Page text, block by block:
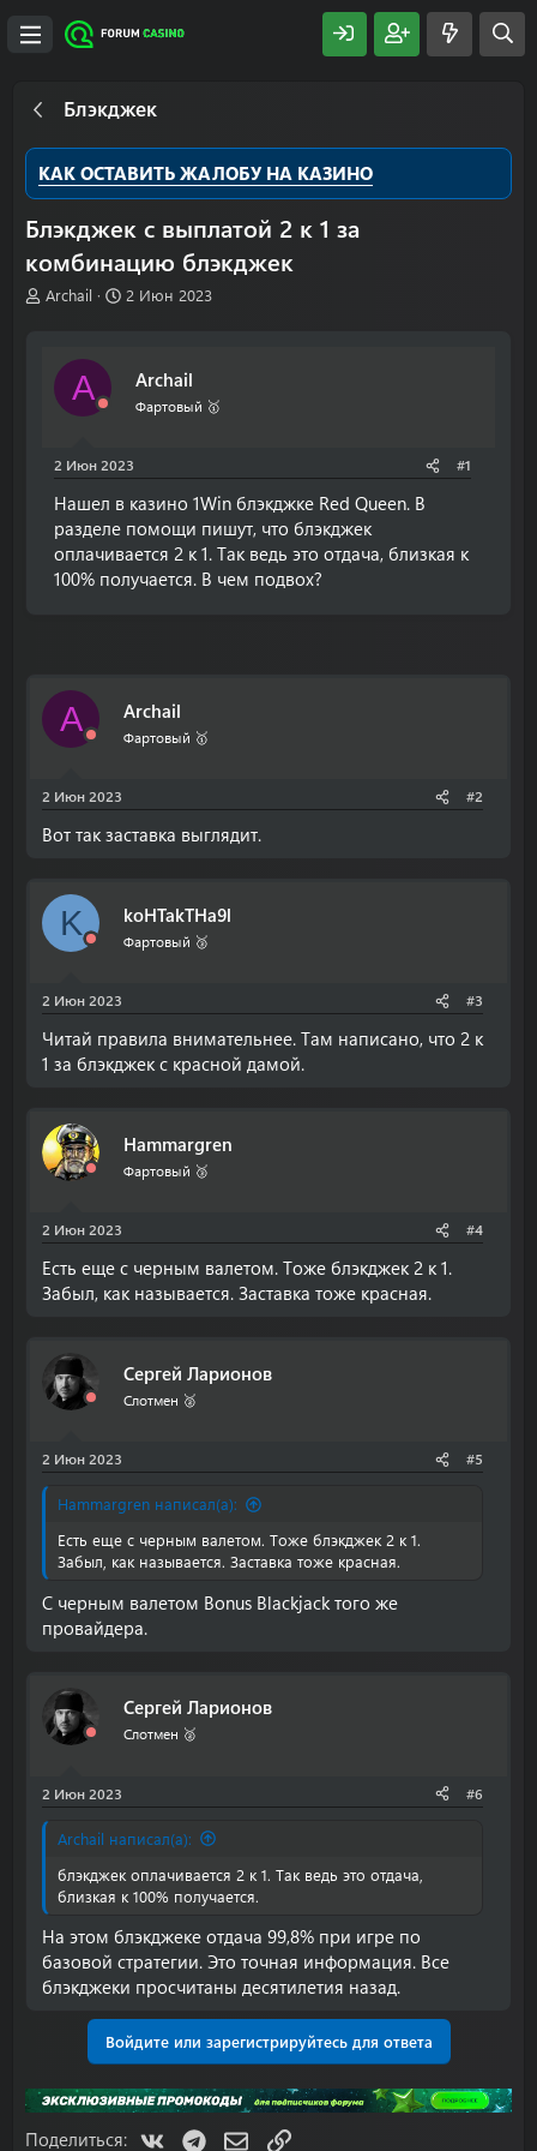
Блэкджек
КАК ОСТАВИТЬ ЖАЛОБУ НА КАЗИНО
Блэкджек с выплатой 2 к 1 за
комбинацию блэкджек
А
ы
Archail
Д
л
2 Июн 2023
A Archail
Фартовый 🥇
2 Июн 2023 #1
Нашел в казино 1Win блэкджке Red Queen. В
разделе помощи пишут, что блэкджек
оплачивается 2 к 1. Так ведь это отдача, близкая к
100% получается. В чем подвох?
A Archail
Фартовый 🥇
2 Июн 2023 #2
Вот так заставка выглядит.
K koHTakTHa9l
Фартовый 🥉
2 Июн 2023 #3
Читай правила внимательнее. Там написано, что 2 к
1 за блэкджек с красной дамой.
Hammargren
Фартовый 🥉
2 Июн 2023 #4
Есть еще с черным валетом. Тоже блэкджек 2 к 1.
Забыл, как называется. Заставка тоже красная.
Сергей Ларионов
Слотмен 🥈
2 Июн 2023 #5
Hammargren написал(а):
Есть еще с черным валетом. Тоже блэкджек 2 к 1.
Забыл, как называется. Заставка тоже красная.
С черным валетом Bonus Blackjack того же
провайдера.
Сергей Ларионов
Слотмен 🥈
2 Июн 2023 #6
Archail написал(а):
блэкджек оплачивается 2 к 1. Так ведь это отдача,
близкая к 100% получается.
На этом блэкджеке отдача 99,8% при игре по
базовой стратегии. Это точная информация. Все
блэкджеки просчитаны десятилетия назад.
Войдите или зарегистрируйтесь для ответа
Поделиться: VK TelegramЭлектронная почта
Ссылка